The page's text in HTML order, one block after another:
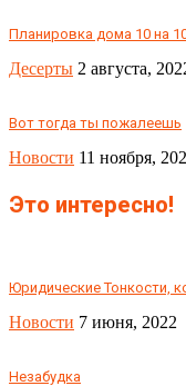
Планировка дома 10 на
Десерты 2 августа,
Вот тогда ты пожалеешь
Новости 11 ноября,
Это интересно!
Юридические Тонкости,
Новости 7 июня, 2022
Незабудка